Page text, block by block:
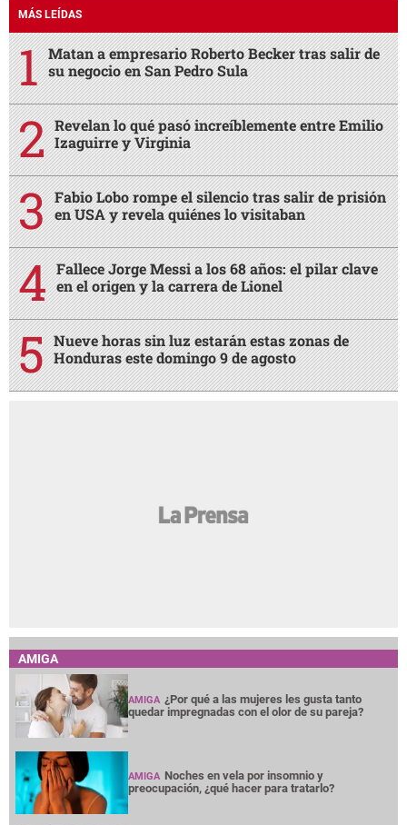
MÁS LEÍDAS
Matan a empresario Roberto Becker tras salir de
su negocio en San Pedro Sula
Revelan lo qué pasó increíblemente entre Emilio
Izaguirre y Virginia
Fabio Lobo rompe el silencio tras salir de prisión
en USA y revela quiénes lo visitaban
Fallece Jorge Messi a los 68 años: el pilar clave
en el origen y la carrera de Lionel
Nueve horas sin luz estarán estas zonas de
Honduras este domingo 9 de agosto
AMIGA
AMIGA ¿Por qué a las mujeres les gusta tanto
quedar impregnadas con el olor de su pareja?
AMIGA Noches en vela por insomnio y
preocupación, ¿qué hacer para tratarlo?